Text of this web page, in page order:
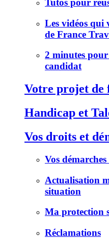
Tutos pour
Les vidéos qui
de France
2 minutes
candidat
Votre projet de
Handicap et
Vos droits et
Vos
Actualisation
situation
Ma protection
Réclamations